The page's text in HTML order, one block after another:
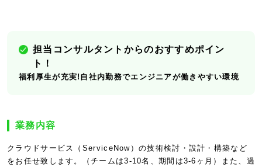
担当コンサルタントからのおすすめポイン
ト！
福利厚生が充実!自社内勤務でエンジニアが働きやすい環境
業務内容
クラウドサービス（ServiceNow）の技術検討・設計・構築など
をお任せ致します。（チームは3-10名、期間は3-6ヶ月）また、過